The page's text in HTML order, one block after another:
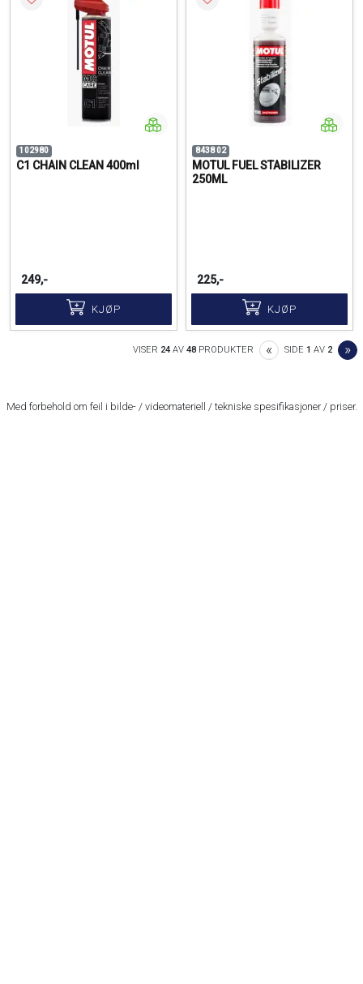
102980
C1 CHAIN CLEAN 400ml
249,-
KJØP
8438 02
MOTUL FUEL STABILIZER
250ML
225,-
KJØP
VISER 24 AV 48 PRODUKTER «PREVIOUS
SIDE 1 AV 2 »
Med forbehold om feil i bilde- / videomateriell / tekniske spesifikasjoner / priser.